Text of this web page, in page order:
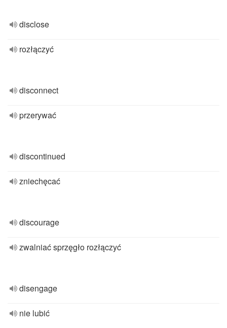
disclose
rozłączyć
disconnect
przerywać
discontinued
zniechęcać
discourage
zwalniać sprzęgło rozłączyć
disengage
nie lubić